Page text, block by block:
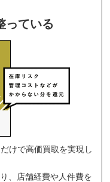
っている
けで高価買取を実現し
、店舗経費や人件費を